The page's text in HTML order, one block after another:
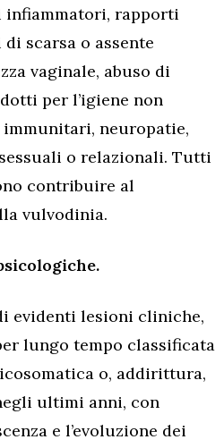
rapporti
scarsa o assente
vaginale, abuso di
per l’igiene non
neuropatie,
o relazionali. Tutti
contribuire al
vulvodinia.
evidenti lesioni cliniche,
lungo tempo classificata
o, addirittura,
ultimi anni, con
e l’evoluzione dei